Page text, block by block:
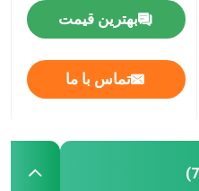
بهترین قیمت
تماس با ما